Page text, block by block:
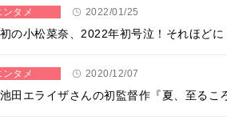
ンタメ 2022/01/25
の小松菜奈、2022年初号泣！それほど
ンタメ 2020/12/07
池田エライザさんの初監督作『夏、至るこ